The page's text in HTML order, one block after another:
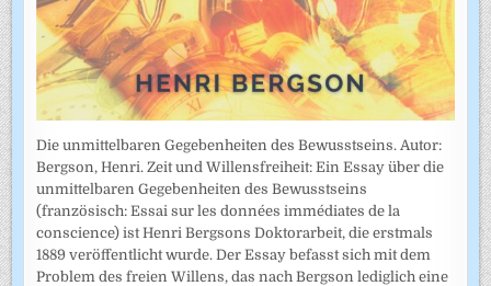
Die unmittelbaren Gegebenheiten des Bewusstseins. Autor:
Bergson, Henri. Zeit und Willensfreiheit: Ein Essay über die
unmittelbaren Gegebenheiten des Bewusstseins
(französisch: Essai sur les données immédiates de la
conscience) ist Henri Bergsons Doktorarbeit, die erstmals
1889 veröffentlicht wurde. Der Essay befasst sich mit dem
Problem des freien Willens, das nach Bergson lediglich eine